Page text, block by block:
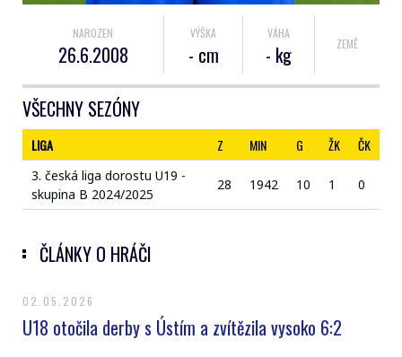
NAROZEN
26.6.2008
VÝŠKA
- cm
VÁHA
- kg ZEMĚ
VŠECHNY SEZÓNY
LIGA Z MIN G ŽK ČK
3. česká liga dorostu U19 -
skupina B 2024/2025
28 1942 10 1 0
ČLÁNKY O HRÁČI
02.05.2026
U18 otočila derby s Ústím a zvítězila vysoko 6:2